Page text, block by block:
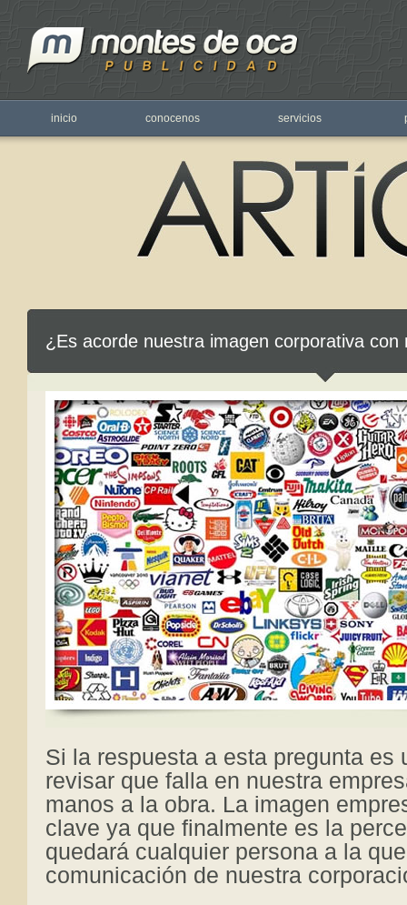
inicio conocenos servicios
¿Es acorde nuestra imagen corporativa con
Si la respuesta a esta pregunta es
revisar que falla en nuestra
manos a la obra. La imagen
clave ya que finalmente es la
quedará cualquier persona a la
comunicación de nuestra